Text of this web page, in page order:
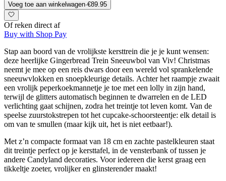
Voeg toe aan winkelwagen·€89.95
Of reken direct af
Buy with Shop Pay
Stap aan boord van de vrolijkste kersttrein die je je kunt wensen:
deze heerlijke Gingerbread Trein Sneeuwbol van Viv! Christmas
neemt je mee op een reis dwars door een wereld vol sprankelende
sneeuwvlokken en snoepkleurige details. Achter het raampje zwaait
een vrolijk peperkoekmannetje je toe met een lolly in zijn hand,
terwijl de glitters automatisch beginnen te dwarrelen en de LED
verlichting gaat schijnen, zodra het treintje tot leven komt. Van de
speelse zuurstokstrepen tot het cupcake-schoorsteentje: elk detail is
om van te smullen (maar kijk uit, het is niet eetbaar!).
Met z’n compacte formaat van 18 cm en zachte pastelkleuren staat
dit treintje perfect op je kersttafel, in de vensterbank of tussen je
andere Candyland decoraties. Voor iedereen die kerst graag een
tikkeltje zoeter, vrolijker en glinsterender maakt!